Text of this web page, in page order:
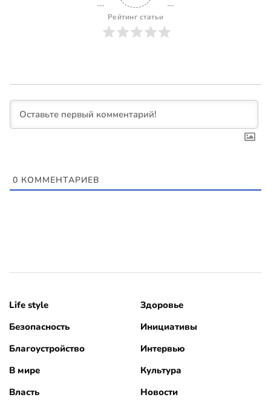
Рейтинг статьи
0 КОММЕНТАРИЕВ
Life style
Безопасность
Благоустройство
В мире
Власть
Здоровье
Инициативы
Интервью
Культура
Новости